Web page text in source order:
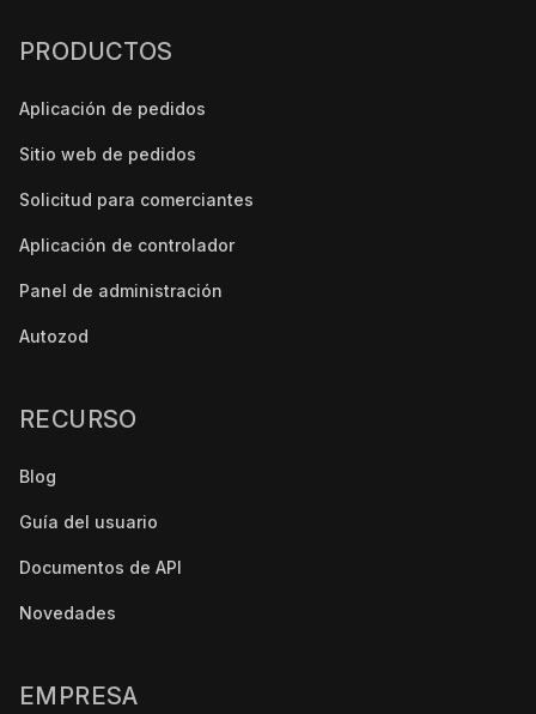
PRODUCTOS
Aplicación de pedidos
Sitio web de pedidos
Solicitud para comerciantes
Aplicación de controlador
Panel de administración
Autozod
RECURSO
Blog
Guía del usuario
Documentos de API
Novedades
EMPRESA